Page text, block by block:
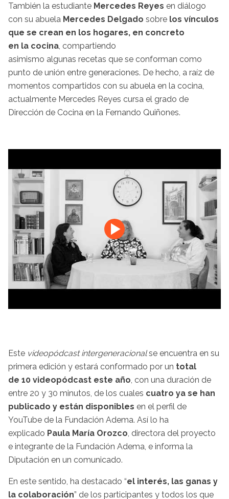
También la estudiante Mercedes Reyes en diálogo
con su abuela Mercedes Delgado sobre los vínculos
que se crean en los hogares, en concreto
en la cocina , compartiendo
asimismo algunas recetas que se conforman como
punto de unión entre generaciones. De hecho, a raíz de
momentos compartidos con su abuela en la cocina,
actualmente Mercedes Reyes cursa el grado de
Dirección de Cocina en la Fernando Quiñones.
Este videopódcast intergeneracionalse encuentra en su
primera edición y estará conformado por un total
de 10 videopódcast este año , con una duración de
entre 20 y 30 minutos, de los cuales cuatro ya se han
publicado y están disponibles en el perfil de
YouTube de la Fundación Adema. Así lo ha
explicado Paula María Orozco , directora del proyecto
e integrante de la Fundación Adema, e informa la
Diputación en un comunicado.
En este sentido, ha destacado “el interés, las ganas y
la colaboración” de los participantes y todos los que